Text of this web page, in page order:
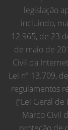
legislação
incluindo,
12.965, de 23
de maio de
Civil da
Lei nº 13.709,
regulamentos
(“Lei Geral
Marco Civil
proteção de